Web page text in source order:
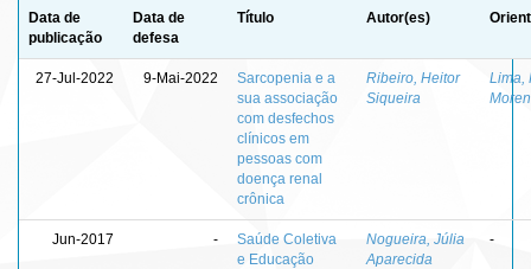
Data de
publicação
Data de
defesa
Título Autor(es)
27-Jul-2022 9-Mai-2022
Sarcopenia e a
sua associação
com desfechos
clínicos em
pessoas com
doença renal
crônica
Ribeiro, Heitor
Siqueira
Lima,
Jun-2017 -
Saúde Coletiva
e Educação
Nogueira, Júlia
Aparecida
-